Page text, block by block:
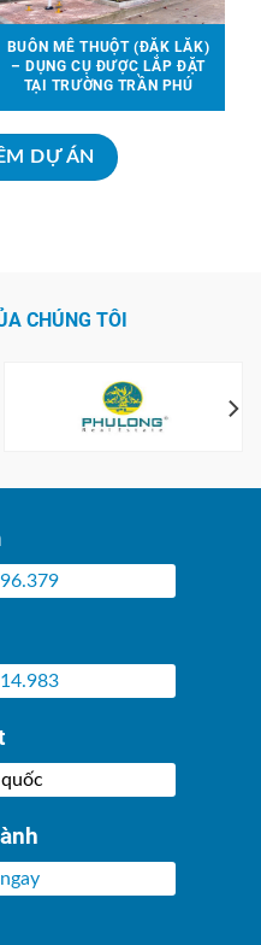
BUÔN MÊ THUỘT (ĐẮK LẮK)
– DỤNG CỤ ĐƯỢC LẮP ĐẶT
TẠI TRƯỜNG TRẦN PHÚ
DỰ ÁN
CHÚNG TÔI